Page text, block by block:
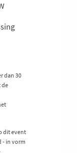
dan 30
de
dit event
- in vorm